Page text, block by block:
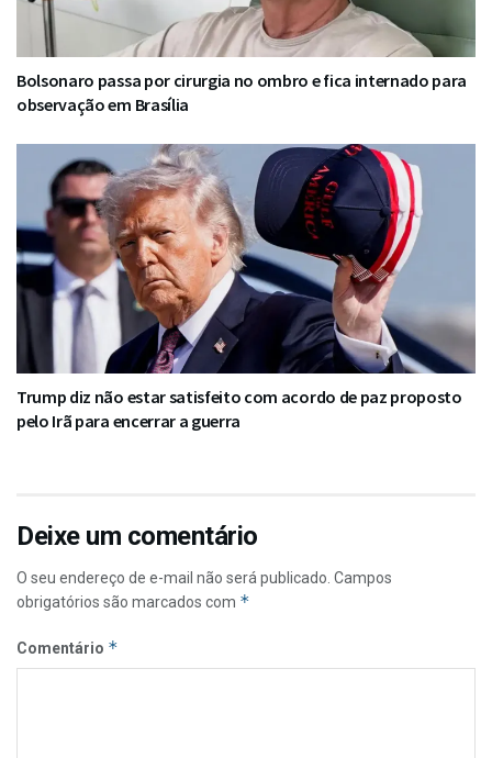
Bolsonaro passa por cirurgia no ombro e fica internado para
observação em Brasília
Trump diz não estar satisfeito com acordo de paz proposto
pelo Irã para encerrar a guerra
Deixe um comentário
O seu endereço de e-mail não será publicado. Campos
obrigatórios são marcados com *
Comentário *